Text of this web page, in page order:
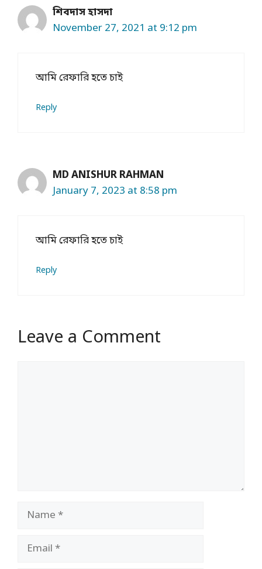
শিবদাস হাসদা
November 27, 2021 at 9:12 pm
আমি রেফারি হতে চাই
Reply
MD ANISHUR RAHMAN
January 7, 2023 at 8:58 pm
আমি রেফারি হতে চাই
Reply
Leave a Comment
Name
Email